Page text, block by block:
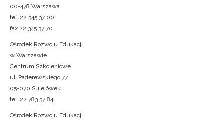
00-478 Warszawa
tel. 22 345 37 00
fax 22 345 37 70
Ośrodek Rozwoju Edukacji
w Warszawie
Centrum Szkoleniowe
ul. Paderewskiego 77
05-070 Sulejówek
tel. 22 783 37 84
Ośrodek Rozwoju Edukacji